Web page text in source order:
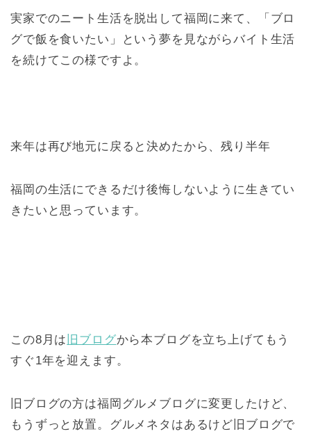
実家でのニート生活を脱出して福岡に来て、「ブロ
グで飯を食いたい」という夢を見ながらバイト生活
を続けてこの様ですよ。
来年は再び地元に戻ると決めたから、残り半年
福岡の生活にできるだけ後悔しないように生きてい
きたいと思っています。
この8月は 旧ブログから本ブログを立ち上げてもう
すぐ1年を迎えます。
旧ブログの方は福岡グルメブログに変更したけど、
もうずっと放置。グルメネタはあるけど旧ブログで